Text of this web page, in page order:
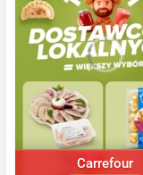
Carrefour